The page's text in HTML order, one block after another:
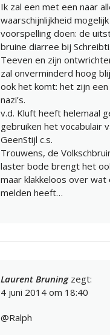
Ik zal een met een naar
waarschijnlijkheid
voorspelling doen: de
bruine diarree bij
Teeven en zijn
zal onverminderd hoog
ook het komt: het zijn
nazi’s.
v.d. Kluft heeft helemaal
gebruiken het vocabulair
GeenStijl c.s.
Trouwens, de
laster bode brengt het
maar klakkeloos over
melden heeft…
Laurent Bruning zegt:
4 juni 2014 om 18:40
@Ralph